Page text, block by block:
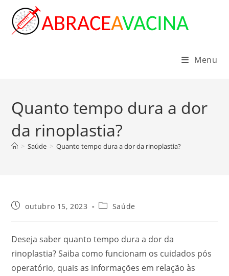
para
Menu
Quanto tempo dura a dor
da rinoplastia?
> Saúde > Quanto tempo dura a dor da rinoplastia?
Postoutubro 15, 2023
Categoria
Saúde
Deseja saber quanto tempo dura a dor da
rinoplastia? Saiba como funcionam os cuidados pós
operatório, quais as informações em relação às